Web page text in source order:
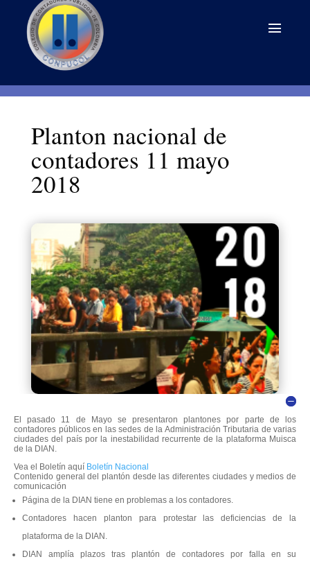
Planton nacional de
contadores 11 mayo
2018
El pasado 11 de Mayo se presentaron plantones por parte de los
contadores públicos en las sedes de la Administración Tributaria de varias
ciudades del país por la inestabilidad recurrente de la plataforma Muisca
de la DIAN.
Vea el Boletín aquí Boletín Nacional
Contenido general del plantón desde las diferentes ciudades y medios de
comunicación
Página de la DIAN tiene en problemas a los contadores.
Contadores hacen planton para protestar las deficiencias de la
plataforma de la DIAN.
DIAN amplía plazos tras plantón de contadores por falla en su